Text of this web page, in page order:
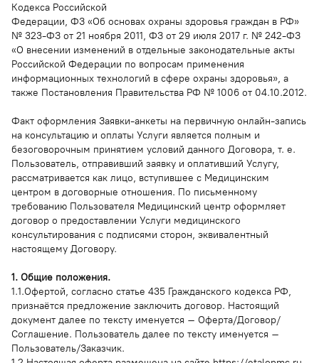
Кодекса Российской
Федерации, ФЗ «Об основах охраны здоровья граждан в РФ»
№ 323-ФЗ от 21 ноября 2011, ФЗ от 29 июля 2017 г. № 242-ФЗ
«О внесении изменений в отдельные законодательные акты
Российской Федерации по вопросам применения
информационных технологий в сфере охраны здоровья», а
также Постановления Правительства РФ № 1006 от 04.10.2012.
Факт оформления Заявки-анкеты на первичную онлайн-запись
на консультацию и оплаты Услуги является полным и
безоговорочным принятием условий данного Договора, т. е.
Пользователь, отправивший заявку и оплативший Услугу,
рассматривается как лицо, вступившее с Медицинским
центром в договорные отношения. По письменному
требованию Пользователя Медицинский центр оформляет
договор о предоставлении Услуги медицинского
консультирования с подписями сторон, эквивалентный
настоящему Договору.
1. Общие положения.
1.1.Офертой, согласно статье 435 Гражданского кодекса РФ,
признаётся предложение заключить договор. Настоящий
документ далее по тексту именуется – Оферта/Договор/
Соглашение. Пользователь далее по тексту именуется –
Пользователь/Заказчик.